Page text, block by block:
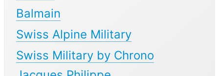
Balmain
Swiss Alpine Military
Swiss Military by Chrono